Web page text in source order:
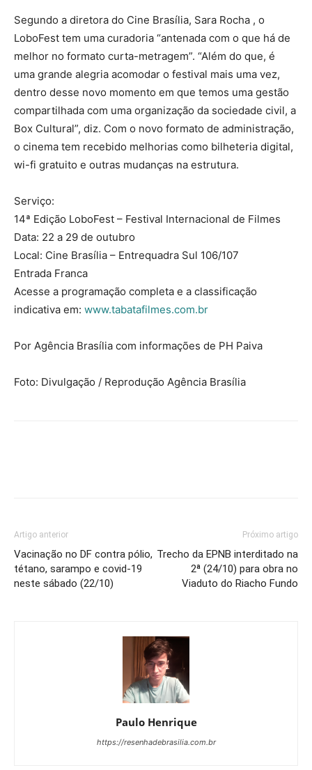
Segundo a diretora do Cine Brasília, Sara Rocha , o
LoboFest tem uma curadoria “antenada com o que há de
melhor no formato curta-metragem”. “Além do que, é
uma grande alegria acomodar o festival mais uma vez,
dentro desse novo momento em que temos uma gestão
compartilhada com uma organização da sociedade civil, a
Box Cultural”, diz. Com o novo formato de administração,
o cinema tem recebido melhorias como bilheteria digital,
wi-fi gratuito e outras mudanças na estrutura.
Serviço:
14ª Edição LoboFest – Festival Internacional de Filmes
Data: 22 a 29 de outubro
Local: Cine Brasília – Entrequadra Sul 106/107
Entrada Franca
Acesse a programação completa e a classificação
indicativa em: www.tabatafilmes.com.br
Por Agência Brasília com informações de PH Paiva
Foto: Divulgação / Reprodução Agência Brasília
Artigo anterior
Vacinação no DF contra pólio,
tétano, sarampo e covid-19
neste sábado (22/10)
Próximo artigo
Trecho da EPNB interditado na
2ª (24/10) para obra no
Viaduto do Riacho Fundo
Paulo Henrique
https://resenhadebrasilia.com.br